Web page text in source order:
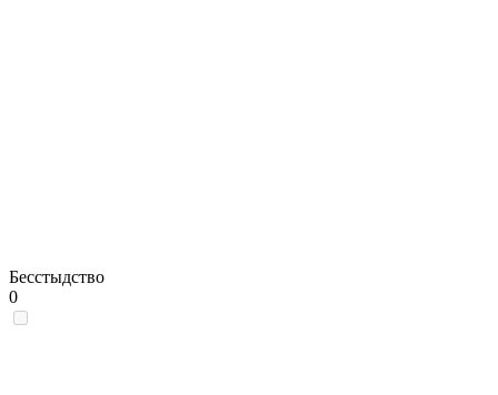
Бесстыдство
0